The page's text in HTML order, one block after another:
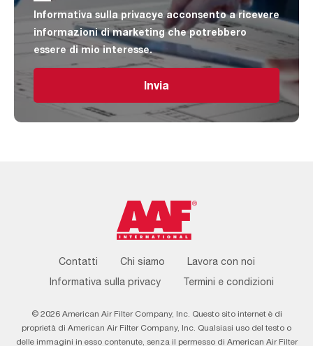
Informativa sulla privacye acconsento a ricevere
informazioni di marketing che potrebbero
essere di mio interesse.
Invia
Footer
Contatti Chi siamo
Lavora con noi
Informativa sulla privacy
Termini e condizioni
© 2026 American Air Filter Company, Inc. Questo sito internet è di
proprietà di American Air Filter Company, Inc. Qualsiasi uso del testo o
delle immagini in esso contenute, senza il permesso di American Air Filter